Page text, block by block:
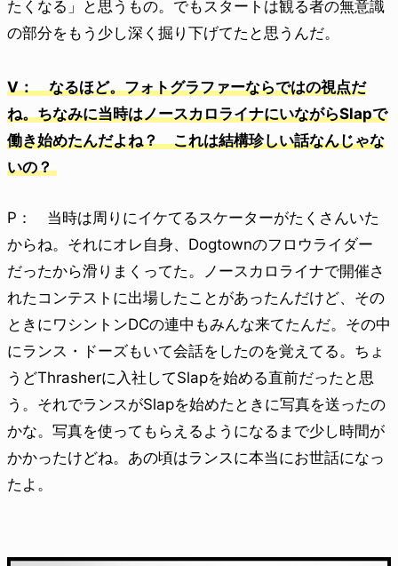
たくなる」と思うもの。でもスタートは観る者の無意識
の部分をもう少し深く掘り下げてたと思うんだ。
V： なるほど。フォトグラファーならではの視点だ
ね。ちなみに当時はノースカロライナにいながらSlapで
働き始めたんだよね？ これは結構珍しい話なんじゃな
いの？
P： 当時は周りにイケてるスケーターがたくさんいた
からね。それにオレ自身、Dogtownのフロウライダー
だったから滑りまくってた。ノースカロライナで開催さ
れたコンテストに出場したことがあったんだけど、その
ときにワシントンDCの連中もみんな来てたんだ。その中
にランス・ドーズもいて会話をしたのを覚えてる。ちょ
うどThrasherに入社してSlapを始める直前だったと思
う。それでランスがSlapを始めたときに写真を送ったの
かな。写真を使ってもらえるようになるまで少し時間が
かかったけどね。あの頃はランスに本当にお世話になっ
たよ。